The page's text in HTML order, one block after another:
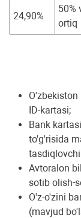
24,90%
50%
ortiq
ID-kartasi;
Bank
to'g'risida
Avtoralon
sotib olish-
O'z-o'zini
(mavjud